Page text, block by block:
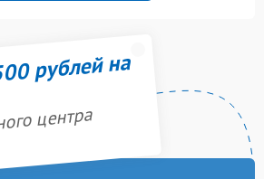
рублей на
центра